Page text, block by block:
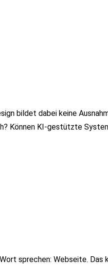
bildet dabei keine
Können KI-gestützte
sprechen: Webseite.